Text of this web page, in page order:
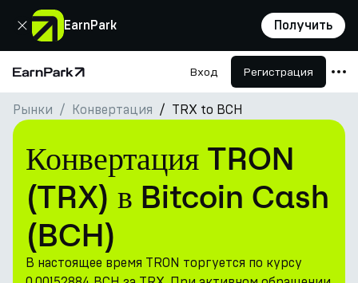
EarnPark Получить
Закрыть
Главная страница Вход Регистрация
Продукты
Рынки
Калькуляторы
Токен PARK
Ресурсы
Компания
Рынки Конвертация TRX to BCH
Конвертация TRON
(TRX) в Bitcoin Cash
(BCH)
В настоящее время TRON торгуется по курсу